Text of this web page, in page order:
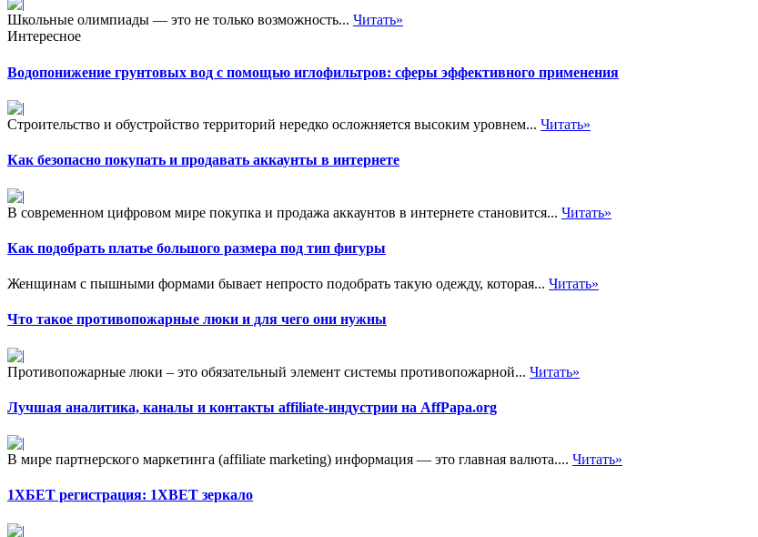
Школьные олимпиады — это не только возможность... Читать»
Интересное
Водопонижение грунтовых вод с помощью иглофильтров: сферы эффективного применения
Строительство и обустройство территорий нередко осложняется высоким уровнем... Читать»
Как безопасно покупать и продавать аккаунты в интернете
В современном цифровом мире покупка и продажа аккаунтов в интернете становится... Читать»
Как подобрать платье большого размера под тип фигуры
Женщинам с пышными формами бывает непросто подобрать такую одежду, которая... Читать»
Что такое противопожарные люки и для чего они нужны
Противопожарные люки – это обязательный элемент системы противопожарной... Читать»
Лучшая аналитика, каналы и контакты affiliate-индустрии на AffPapa.org
В мире партнерского маркетинга (affiliate marketing) информация — это главная валюта.... Читать»
1ХБЕТ регистрация: 1XBET зеркало